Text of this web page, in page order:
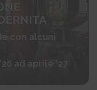
con alcuni
ad aprile '27